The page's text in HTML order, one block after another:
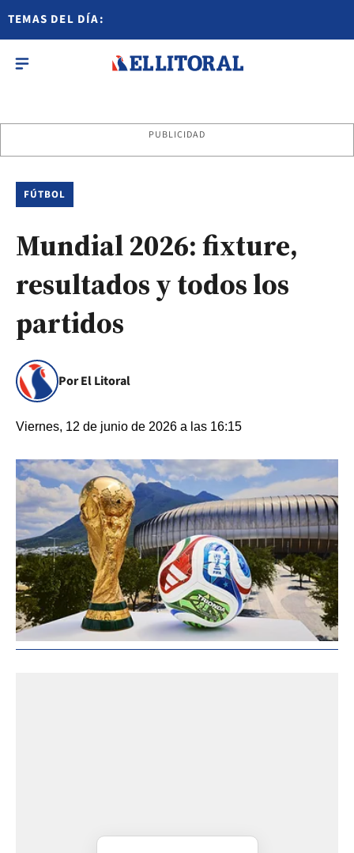
TEMAS DEL DÍA:
PUBLICIDAD
FÚTBOL
Mundial 2026: fixture,
resultados y todos los
partidos
Por El Litoral
Viernes, 12 de junio de 2026 a las 16:15